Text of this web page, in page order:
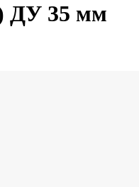
ДУ 35 мм